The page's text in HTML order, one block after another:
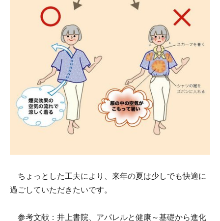
ちょっとした工夫により、来年の夏は少しでも快適に
過ごしていただきたいです。
参考文献：井上書院、アパレルと健康～基礎から進化